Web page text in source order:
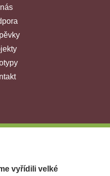
vyřídili velké